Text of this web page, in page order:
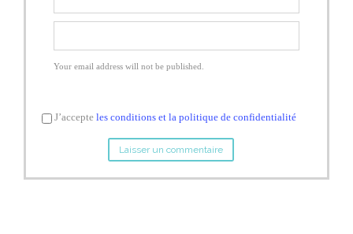
Your email address will not be published.
J’accepte les conditions et la politique de confidentialité